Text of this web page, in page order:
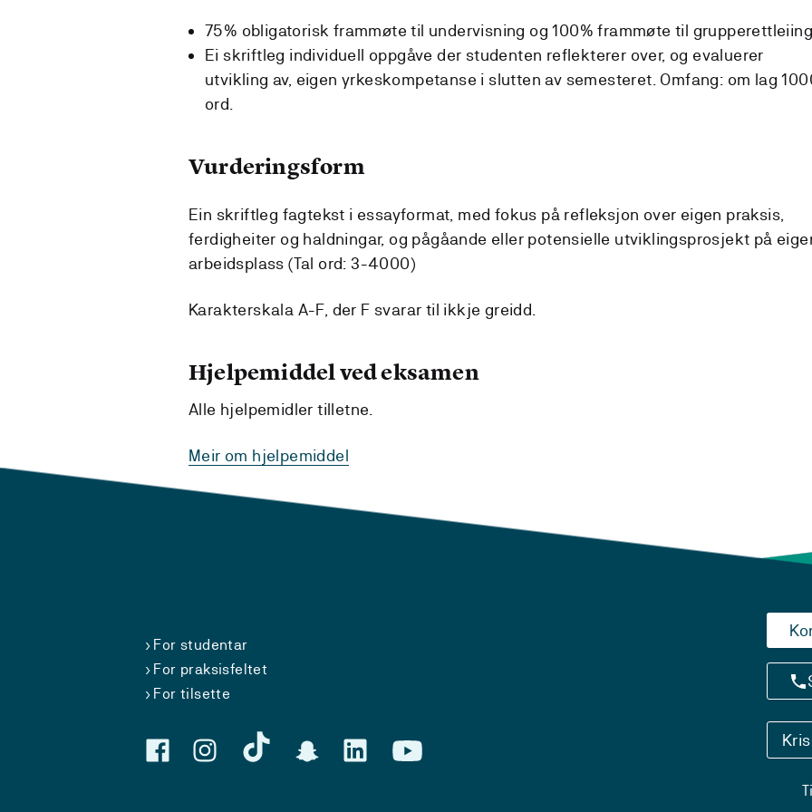
75% obligatorisk frammøte til undervisning og 100% frammøte til grupperettleiing
Ei skriftleg individuell oppgåve der studenten reflekterer over, og evaluerer
utvikling av, eigen yrkeskompetanse i slutten av semesteret. Omfang: om lag
ord.
Vurderingsform
Ein skriftleg fagtekst i essayformat, med fokus på refleksjon over eigen praksis,
ferdigheiter og haldningar, og pågåande eller potensielle utviklingsprosjekt på
arbeidsplass (Tal ord: 3-4000)
Karakterskala A-F, der F svarar til ikkje greidd.
Hjelpemiddel ved eksamen
Alle hjelpemidler tilletne.
Meir om hjelpemiddel
For studentar
For praksisfeltet
For tilsette